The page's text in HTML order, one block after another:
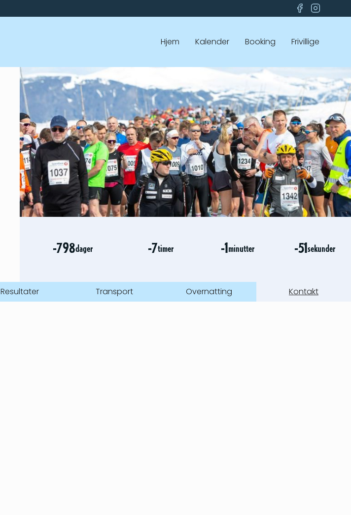
Hjem Kalender Booking Frivillige
-798dager -7timer -1minutter -51sekunder
Resultater Transport Overnatting Kontakt